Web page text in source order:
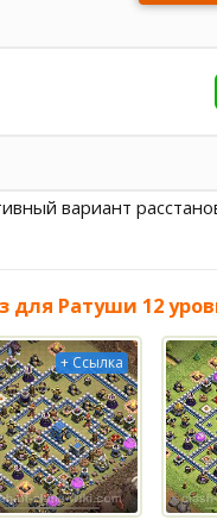
вариант
для Ратуши 12
+ Ссылка